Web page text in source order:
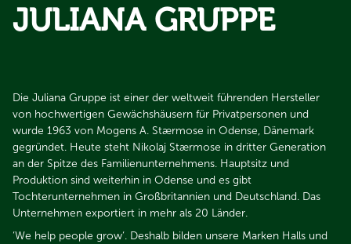
JULIANA GRUPPE
Die Juliana Gruppe ist einer der weltweit führenden Hersteller
von hochwertigen Gewächshäusern für Privatpersonen und
wurde 1963 von Mogens A. Stærmose in Odense, Dänemark
gegründet. Heute steht Nikolaj Stærmose in dritter Generation
an der Spitze des Familienunternehmens. Hauptsitz und
Produktion sind weiterhin in Odense und es gibt
Tochterunternehmen in Großbritannien und Deutschland. Das
Unternehmen exportiert in mehr als 20 Länder.​​​​​​​
‘We help people grow‘. Deshalb bilden unsere Marken Halls und